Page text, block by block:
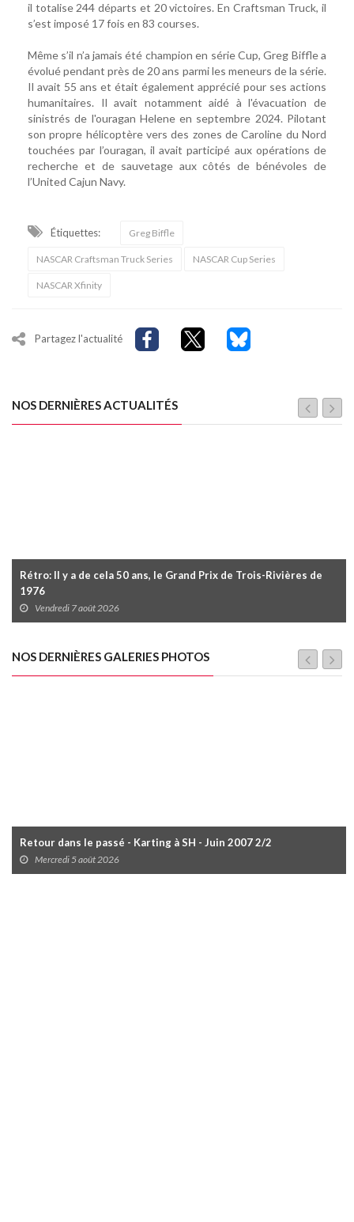
il totalise 244 départs et 20 victoires. En Craftsman Truck, il
s’est imposé 17 fois en 83 courses.
Même s’il n’a jamais été champion en série Cup, Greg Biffle a
évolué pendant près de 20 ans parmi les meneurs de la série.
Il avait 55 ans et était également apprécié pour ses actions
humanitaires. Il avait notamment aidé à l'évacuation de
sinistrés de l'ouragan Helene en septembre 2024. Pilotant
son propre hélicoptère vers des zones de Caroline du Nord
touchées par l’ouragan, il avait participé aux opérations de
recherche et de sauvetage aux côtés de bénévoles de
l’United Cajun Navy.
Étiquettes: Greg Biffle
NASCAR Craftsman Truck Series NASCAR Cup Series
NASCAR Xfinity
Partagez l'actualité
NOS DERNIÈRES ACTUALITÉS
Rétro: Il y a de cela 50 ans, le Grand Prix de Trois-Rivières de
1976
Vendredi 7 août 2026
NOS DERNIÈRES GALERIES PHOTOS
Retour dans le passé - Karting à SH - Juin 2007 2/2
Mercredi 5 août 2026